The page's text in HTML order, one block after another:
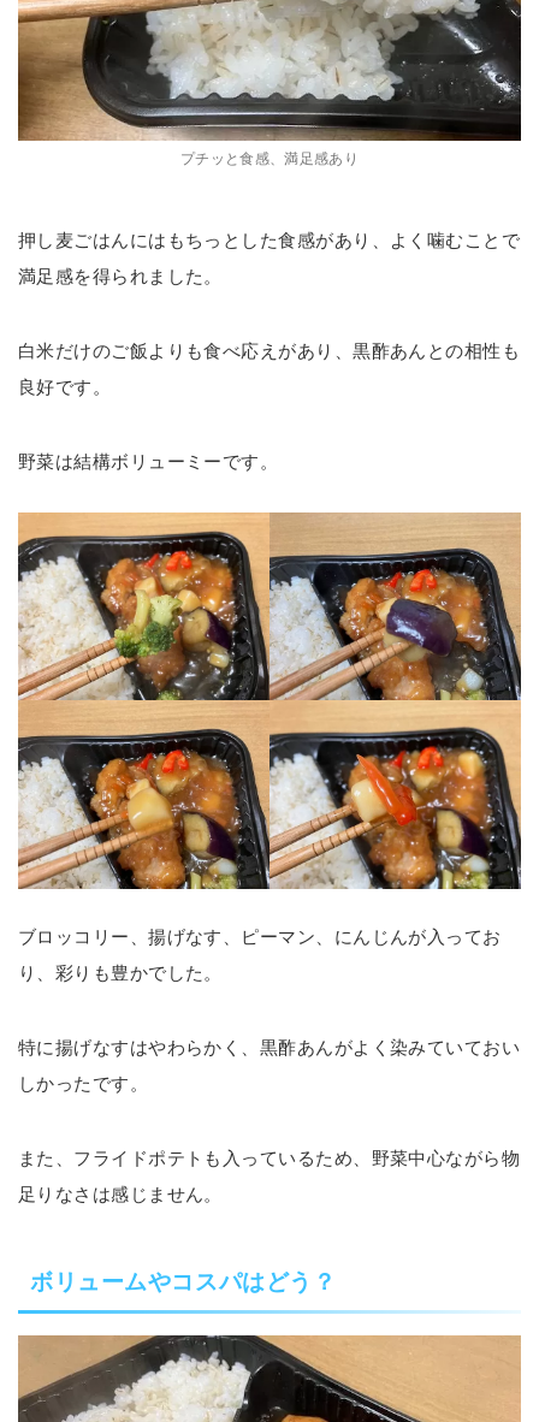
プチッと食感、満足感あり
押し麦ごはんにはもちっとした食感があり、よく噛むことで
満足感を得られました。
白米だけのご飯よりも食べ応えがあり、黒酢あんとの相性も
良好です。
野菜は結構ボリューミーです。
ブロッコリー、揚げなす、ピーマン、にんじんが入ってお
り、彩りも豊かでした。
特に揚げなすはやわらかく、黒酢あんがよく染みていておい
しかったです。
また、フライドポテトも入っているため、野菜中心ながら物
足りなさは感じません。
ボリュームやコスパはどう？